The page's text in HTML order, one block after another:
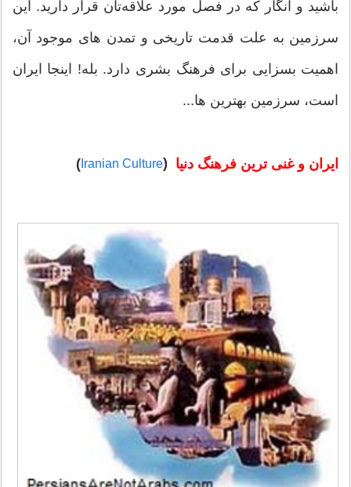
باشید و انگار که در فصل مورد علاقه‌تان قرار دارید. این
سرزمین به علت قدمت تاریخی و تمدن های موجود آن،
اهمیت بسزایی برای فرهنگ بشری دارد. بله! اینجا ایران
است، سرزمین بهترین ها...
ایران و غنی ترین فرهنگ دنیا (
Iranian Culture
)